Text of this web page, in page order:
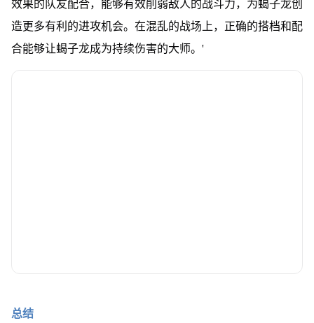
效果的队友配合，能够有效削弱敌人的战斗力，为蝎子龙创
造更多有利的进攻机会。在混乱的战场上，正确的搭档和配
合能够让蝎子龙成为持续伤害的大师。'
总结